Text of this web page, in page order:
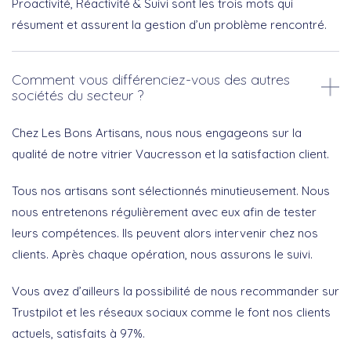
Proactivité, Réactivité & Suivi sont les trois mots qui
résument et assurent la gestion d’un problème rencontré.
Comment vous différenciez-vous des autres
sociétés du secteur ?
Chez Les Bons Artisans, nous nous engageons sur la
qualité de notre vitrier Vaucresson et la satisfaction client.
Tous nos artisans sont sélectionnés minutieusement. Nous
nous entretenons régulièrement avec eux afin de tester
leurs compétences. Ils peuvent alors intervenir chez nos
clients. Après chaque opération, nous assurons le suivi.
Vous avez d’ailleurs la possibilité de nous recommander sur
Trustpilot et les réseaux sociaux comme le font nos clients
actuels, satisfaits à 97%.